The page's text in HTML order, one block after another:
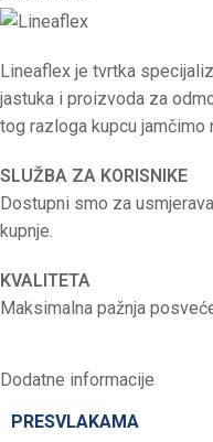
Lineaflex je tvrtka
jastuka i proizvoda za
tog razloga kupcu jamčimo
SLUŽBA ZA KORISNIKE
Dostupni smo za
kupnje.
KVALITETA
Maksimalna pažnja
Dodatne informacije
PRESVLAKAMA